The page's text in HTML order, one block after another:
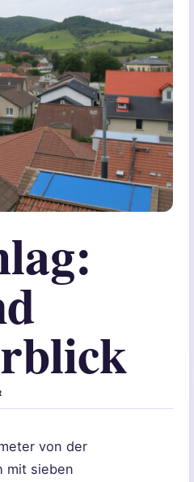
von der
mit sieben